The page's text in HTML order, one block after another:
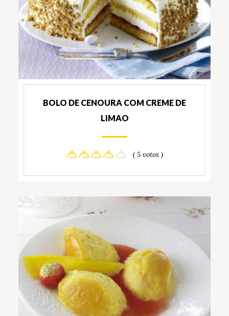
BOLO DE CENOURA COM CREME DE
LIMAO
( 5 votos )